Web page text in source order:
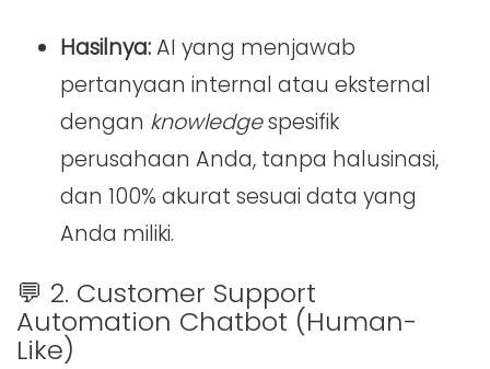
Hasilnya:AI yang menjawab
pertanyaan internal atau eksternal
dengan knowledgespesifik
perusahaan Anda, tanpa halusinasi,
dan 100% akurat sesuai data yang
Anda miliki.
💬 2. Customer Support
Automation Chatbot (Human-
Like)